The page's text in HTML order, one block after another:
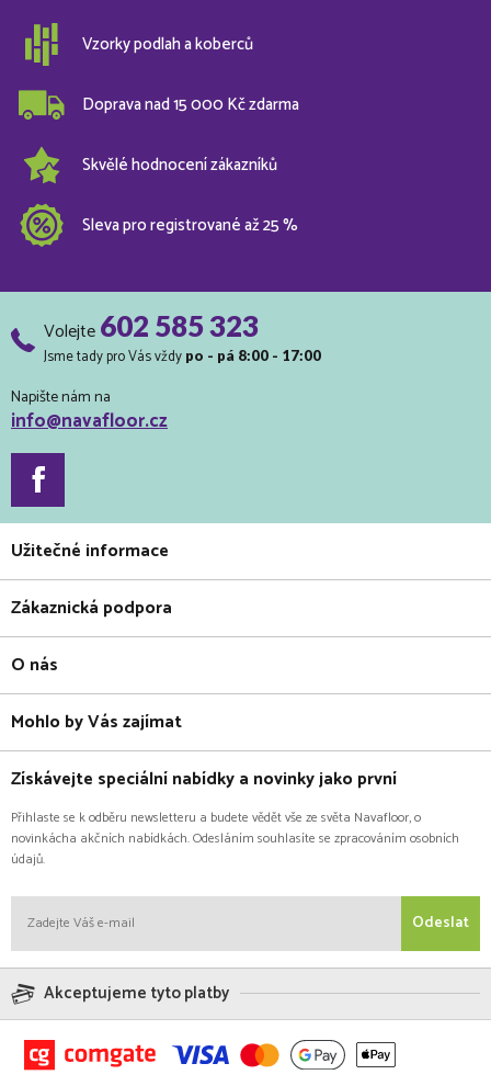
Vzorky podlah a koberců
Doprava nad 15 000 Kč zdarma
Skvělé hodnocení zákazníků
Sleva pro registrované až 25 %
Volejte602 585 323
Jsme tady pro Vás vždy po - pá 8:00 - 17:00
Napište nám na
info@navafloor.cz
Užitečné informace
Zákaznická podpora
O nás
Mohlo by Vás zajímat
Získávejte speciální nabídky a novinky jako první
Přihlaste se k odběru newsletteru a budete vědět vše ze světa Navafloor, o
novinkácha akčních nabídkách. Odesláním souhlasíte se zpracováním osobních
údajů.
Odeslat
Akceptujeme tyto platby